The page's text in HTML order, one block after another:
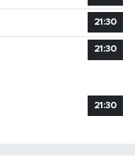
21:30
21:30
21:30